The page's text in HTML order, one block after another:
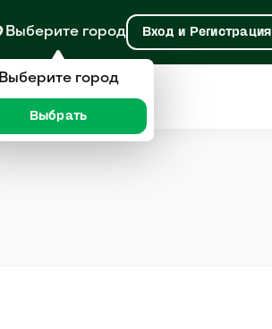
Выберите город Вход и Регистрация
Выберите город
Выбрать